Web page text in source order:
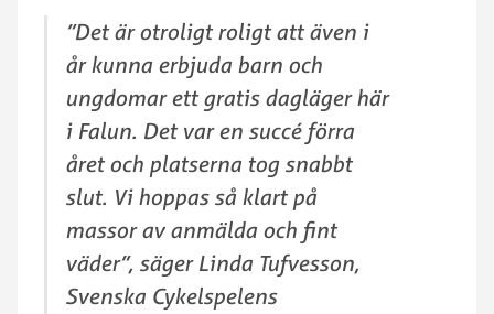
”Det är otroligt roligt att även i
år kunna erbjuda barn och
ungdomar ett gratis dagläger här
i Falun. Det var en succé förra
året och platserna tog snabbt
slut. Vi hoppas så klart på
massor av anmälda och fint
väder”, säger Linda Tufvesson,
Svenska Cykelspelens